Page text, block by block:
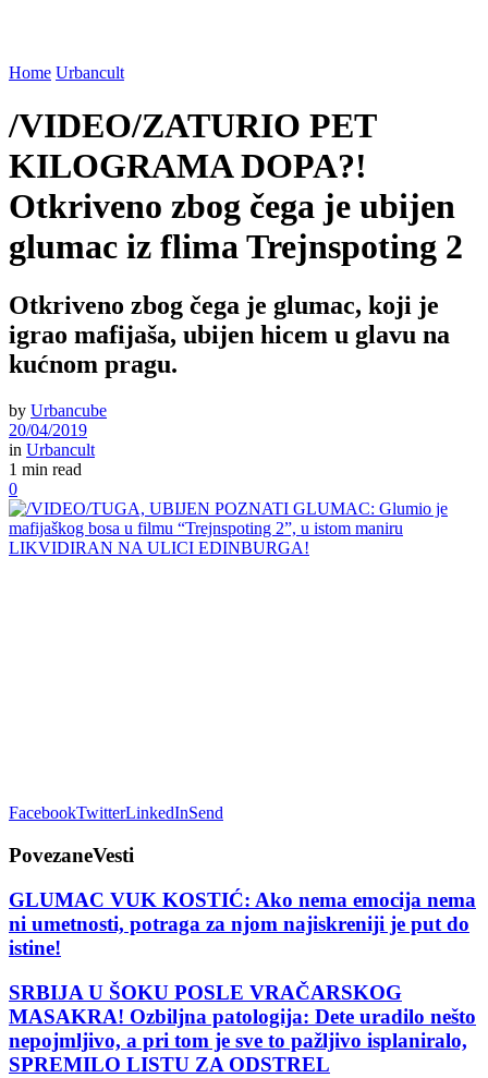
Home Urbancult
/VIDEO/ZATURIO PET
KILOGRAMA DOPA?!
Otkriveno zbog čega je ubijen
glumac iz flima Trejnspoting 2
Otkriveno zbog čega je glumac, koji je
igrao mafijaša, ubijen hicem u glavu na
kućnom pragu.
by Urbancube
20/04/2019
in Urbancult
1 min read
0
FacebookTwitterLinkedInSend
PovezaneVesti
GLUMAC VUK KOSTIĆ: Ako nema emocija nema
ni umetnosti, potraga za njom najiskreniji je put do
istine!
SRBIJA U ŠOKU POSLE VRAČARSKOG
MASAKRA! Ozbiljna patologija: Dete uradilo nešto
nepojmljivo, a pri tom je sve to pažljivo isplaniralo,
SPREMILO LISTU ZA ODSTREL